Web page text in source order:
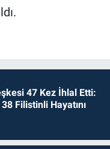
47 Kez İhlal Etti:
38 Filistinli Hayatını